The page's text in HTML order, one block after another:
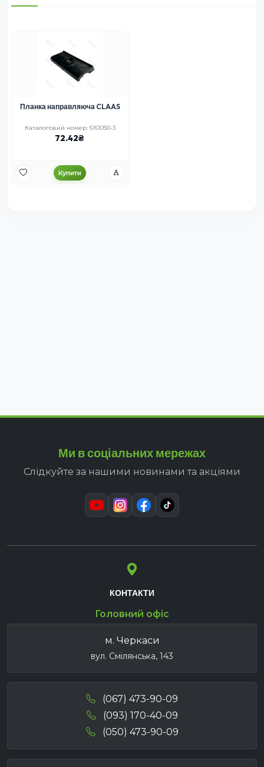
Планка направляюча CLAAS
Каталоговий номер: 6161050-3
72.42
Купити
Ми в соціальних мережах
Слідкуйте за нашими новинами та акціями
КОНТАКТИ
Головний офіс
м. Черкаси
вул. Смілянська, 143
(067) 473-90-09
(093) 170-40-09
(050) 473-90-09